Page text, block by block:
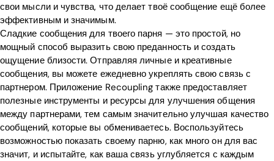
свои мысли и чувства, что делает твоё сообщение ещё более
эффективным и значимым.
Сладкие сообщения для твоего парня — это простой, но
мощный способ выразить свою преданность и создать
ощущение близости. Отправляя личные и креативные
сообщения, вы можете ежедневно укреплять свою связь с
партнером. Приложение Recoupling также предоставляет
полезные инструменты и ресурсы для улучшения общения
между партнерами, тем самым значительно улучшая качество
сообщений, которые вы обмениваетесь. Воспользуйтесь
возможностью показать своему парню, как много он для вас
значит, и испытайте, как ваша связь углубляется с каждым